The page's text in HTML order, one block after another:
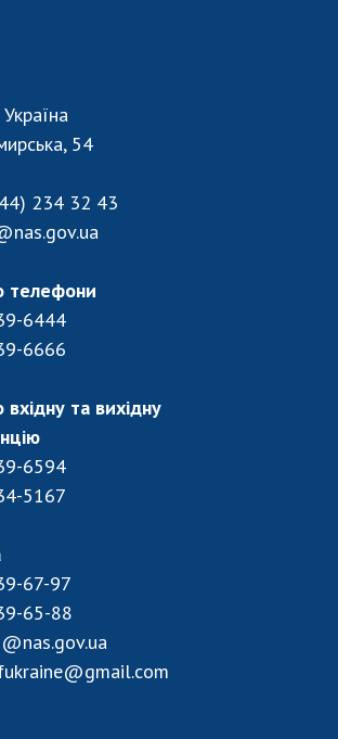
що становлять національне
НАН України
діяльності
досліджень НАН України
в НАН України
кадрів
СПІВРОБІТНИЦТВО
та конкурси
НАН України
54
234 32 43
телефони
6444
6666
та вихідну
6594
5167
67-97
65-88